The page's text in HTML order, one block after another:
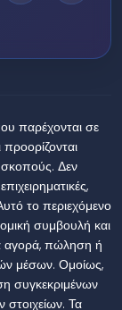
παρέχονται σε
σκοπούς. Δεν
το περιεχόμενο
συμβουλή και
αγορά, πώληση ή
μέσων. Ομοίως,
συγκεκριμένων
Τα